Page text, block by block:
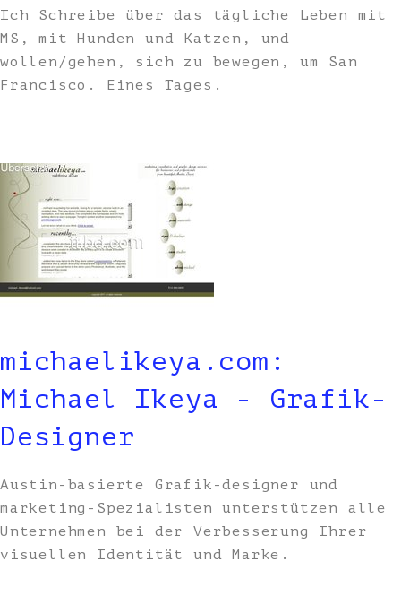
Ich Schreibe über das tägliche Leben mit
MS, mit Hunden und Katzen, und
wollen/gehen, sich zu bewegen, um San
Francisco. Eines Tages.
michaelikeya.com:
Michael Ikeya - Grafik-
Designer
Austin-basierte Grafik-designer und
marketing-Spezialisten unterstützen alle
Unternehmen bei der Verbesserung Ihrer
visuellen Identität und Marke.